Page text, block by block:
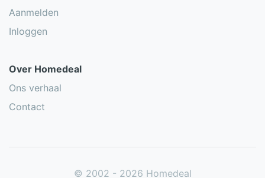
Aanmelden
Inloggen
Over Homedeal
Ons verhaal
Contact
© 2002 - 2026 Homedeal